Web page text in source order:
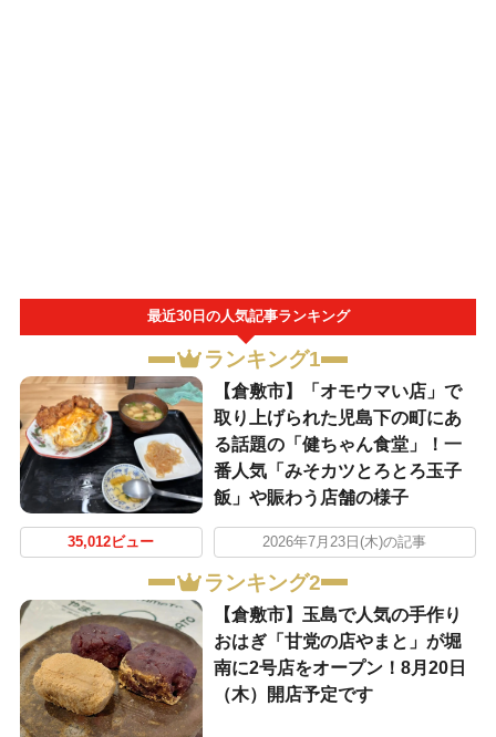
最近30日の人気記事ランキング
ランキング1
【倉敷市】「オモウマい店」で
取り上げられた児島下の町にあ
る話題の「健ちゃん食堂」！一
番人気「みそカツとろとろ玉子
飯」や賑わう店舗の様子
35,012ビュー 2026年7月23日(木)の記事
ランキング2
【倉敷市】玉島で人気の手作り
おはぎ「甘党の店やまと」が堀
南に2号店をオープン！8月20日
（木）開店予定です